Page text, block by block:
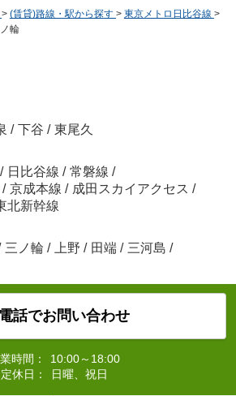
> (賃貸)路線・駅から探す > 東京メトロ日比谷線 >
輪
/ 下谷 / 東尾久
/ 日比谷線 / 常磐線 /
/ 京成本線 / 成田スカイアクセス /
北新幹線
三ノ輪 / 上野 / 田端 / 三河島 /
電話でお問い合わせ
時間：
10:00～18:00
定休日：
日曜、祝日